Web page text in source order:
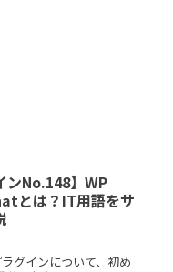
ンNo.148】WP
とは？IT用語をサ
グインについて、初め